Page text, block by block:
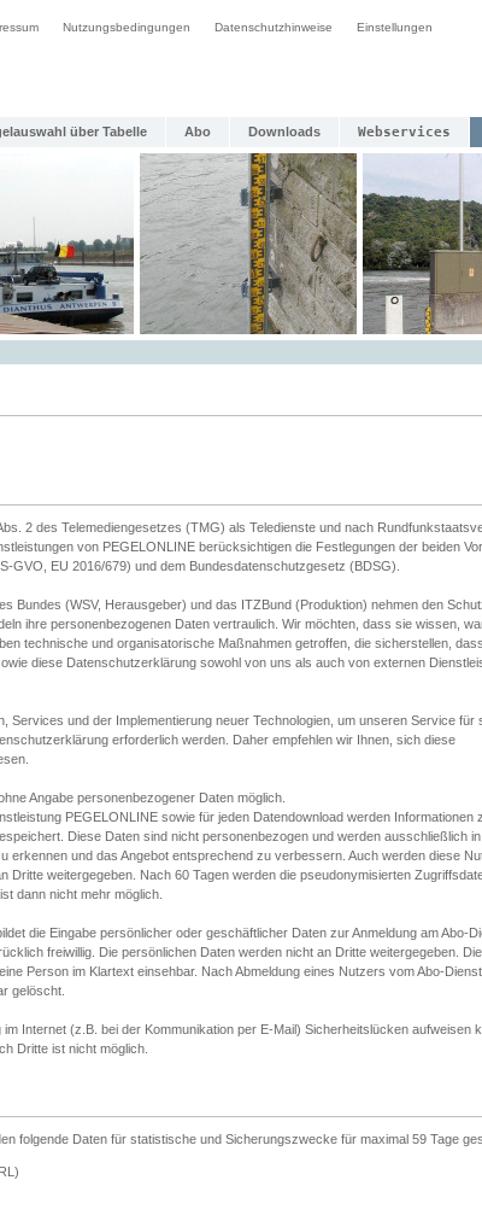
Nutzungsbedingungen Datenschutzhinweise Einstellungen
über Tabelle Abo Downloads Webservices
2 des Telemediengesetzes (TMG) als Teledienste und nach
von PEGELONLINE berücksichtigen die Festlegungen der beiden
GVO, EU 2016/679) und dem Bundesdatenschutzgesetz (BDSG).
Bundes (WSV, Herausgeber) und das ITZBund (Produktion) nehmen den
ihre personenbezogenen Daten vertraulich. Wir möchten, dass sie wissen,
technische und organisatorische Maßnahmen getroffen, die sicherstellen,
diese Datenschutzerklärung sowohl von uns als auch von externen
Services und der Implementierung neuer Technologien, um unseren Service für
erforderlich werden. Daher empfehlen wir Ihnen, sich diese
Angabe personenbezogener Daten möglich.
PEGELONLINE sowie für jeden Datendownload werden Informationen
Diese Daten sind nicht personenbezogen und werden ausschließlich
erkennen und das Angebot entsprechend zu verbessern. Auch werden diese
Dritte weitergegeben. Nach 60 Tagen werden die pseudonymisierten
dann nicht mehr möglich.
die Eingabe persönlicher oder geschäftlicher Daten zur Anmeldung am Abo-
freiwillig. Die persönlichen Daten werden nicht an Dritte weitergegeben.
Person im Klartext einsehbar. Nach Abmeldung eines Nutzers vom Abo-
gelöscht.
Internet (z.B. bei der Kommunikation per E-Mail) Sicherheitslücken aufweisen
Dritte ist nicht möglich.
folgende Daten für statistische und Sicherungszwecke für maximal 59 Tage